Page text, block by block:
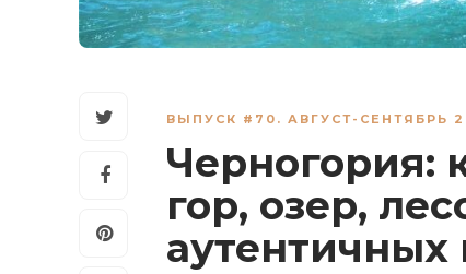
ВЫПУСК #70. АВГУСТ-СЕНТЯБРЬ
Черногория:
гор, озер,
аутентичных